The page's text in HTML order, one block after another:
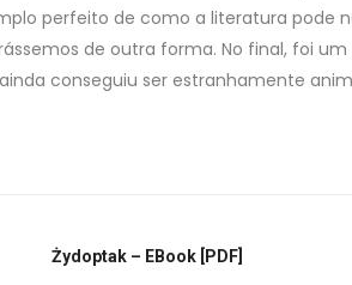
perfeito de como a literatura pode
de outra forma. No final, foi
conseguiu ser estranhamente
Żydoptak – EBook [PDF]